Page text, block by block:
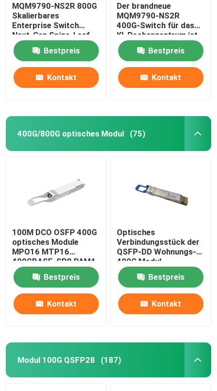
MQM9790-NS2R 800G
Skalierbares
Enterprise Switch
Next-Gen Spine-Leaf-
Architektur für
Hyperscale-
Rechenzentren
Bestpreis
Kontakt
Der brandneue
MQM9790-NS2R
400G-Switch für das
KI-Rechenzentrum ist
auf dem Sprung
Bestpreis
Kontakt
400G/800G optisches Modul (75)
100M DCO OSFP 400G
optisches Module
MPO16 MTP16
400GBASE-SR8 PAM4
ISP-Netz
Bestpreis
Kontakt
Optisches
Verbindungsstück der
QSFP-DD Wohnungs-
400G Modul-
400GBASE-LR8 10km
NRZ LC Bestpreis
Kontakt
Modul 100G QSFP28 (187)